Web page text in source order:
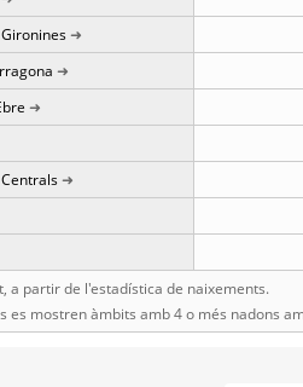
a partir de l'estadística de naixements.
es mostren àmbits amb 4 o més nadons